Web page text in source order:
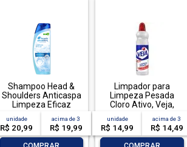
Shampoo Head &
Shoulders Anticaspa
Limpeza Eficaz
200ml
unidade
R$ 20,99
acima de3
R$ 19,99
Limpador para
Limpeza Pesada
Cloro Ativo, Veja,
500ml
unidade
R$ 14,99
acima de3
R$ 14,49